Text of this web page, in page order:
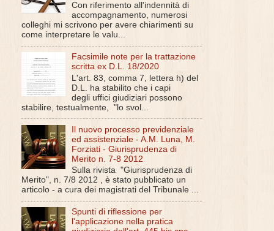
Con riferimento all'indennità di
accompagnamento, numerosi
colleghi mi scrivono per avere chiarimenti su
come interpretare le valu...
Facsimile note per la trattazione
scritta ex D.L. 18/2020
L'art. 83, comma 7, lettera h) del
D.L. ha stabilito che i capi
degli uffici giudiziari possono
stabilire, testualmente, "lo svol...
Il nuovo processo previdenziale
ed assistenziale - A.M. Luna, M.
Forziati - Giurisprudenza di
Merito n. 7-8 2012
Sulla rivista "Giurisprudenza di
Merito", n. 7/8 2012 , è stato pubblicato un
articolo - a cura dei magistrati del Tribunale ...
Spunti di riflessione per
l'applicazione nella pratica